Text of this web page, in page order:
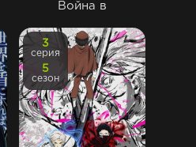
Война в
3
серия
5
сезон